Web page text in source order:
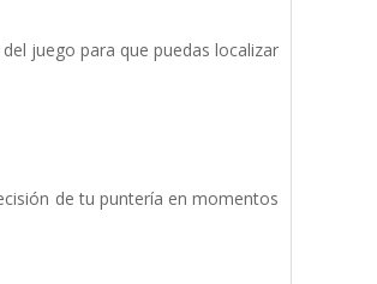
juego para que puedas localizar
de tu puntería en momentos